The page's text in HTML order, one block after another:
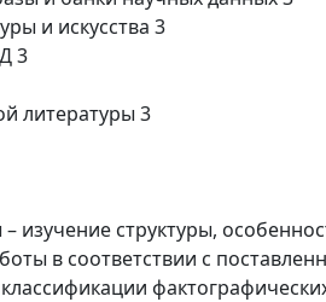
и искусства 3
3
литературы 3
изучение структуры,
в соответствии с